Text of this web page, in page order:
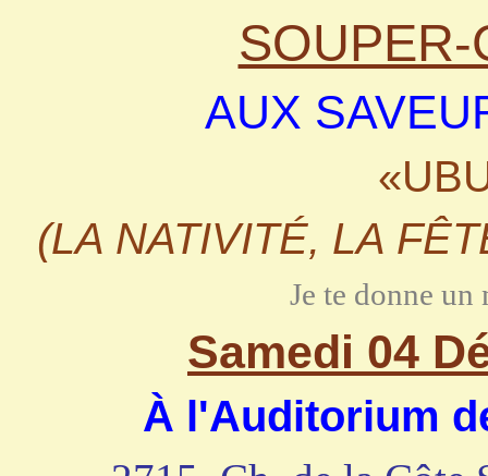
AUX
(LA NATIVITÉ, LA
Je te donne un
Samedi 04
À l'Auditorium